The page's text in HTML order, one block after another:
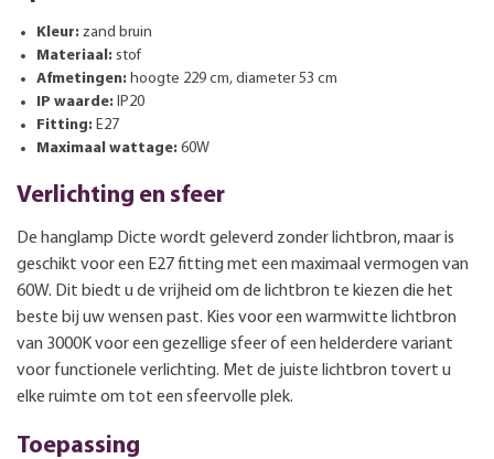
Kleur: zand bruin
Materiaal: stof
Afmetingen: hoogte 229 cm, diameter 53 cm
IP waarde: IP20
Fitting: E27
Maximaal wattage: 60W
Verlichting en sfeer
De hanglamp Dicte wordt geleverd zonder lichtbron, maar is
geschikt voor een E27 fitting met een maximaal vermogen van
60W. Dit biedt u de vrijheid om de lichtbron te kiezen die het
beste bij uw wensen past. Kies voor een warmwitte lichtbron
van 3000K voor een gezellige sfeer of een helderdere variant
voor functionele verlichting. Met de juiste lichtbron tovert u
elke ruimte om tot een sfeervolle plek.
Toepassing